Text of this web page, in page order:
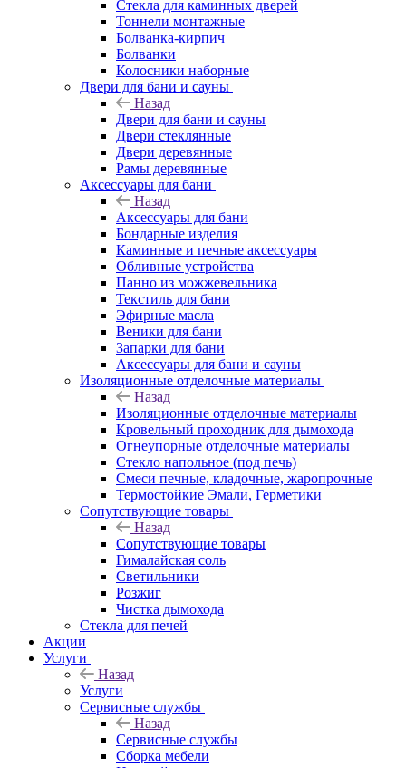
Стекла для каминных дверей
Тоннели монтажные
Болванка-кирпич
Болванки
Колосники наборные
Двери для бани и сауны
Назад
Двери для бани и сауны
Двери стеклянные
Двери деревянные
Рамы деревянные
Аксессуары для бани
Назад
Аксессуары для бани
Бондарные изделия
Каминные и печные аксессуары
Обливные устройства
Панно из можжевельника
Текстиль для бани
Эфирные масла
Веники для бани
Запарки для бани
Аксессуары для бани и сауны
Изоляционные отделочные материалы
Назад
Изоляционные отделочные материалы
Кровельный проходник для дымохода
Огнеупорные отделочные материалы
Стекло напольное (под печь)
Смеси печные, кладочные, жаропрочные
Термостойкие Эмали, Герметики
Сопутствующие товары
Назад
Сопутствующие товары
Гималайская соль
Светильники
Розжиг
Чистка дымохода
Стекла для печей
Акции
Услуги
Назад
Услуги
Сервисные службы
Назад
Сервисные службы
Сборка мебели